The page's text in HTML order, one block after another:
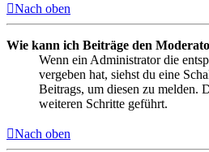
Nach oben
Wie kann ich Beiträge den
Wenn ein Administrator die
vergeben hat, siehst du eine
Beitrags, um diesen zu melden.
weiteren Schritte geführt.
Nach oben